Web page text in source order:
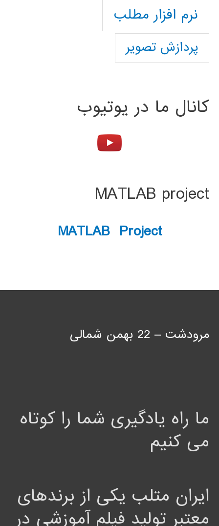
نرم افزار مطلب
پردازش تصویر
کانال ما در یوتیوب
MATLAB project
MATLAB Project
مرودشت – 22 بهمن شمالی
ما راه یادگیری شما را کوتاه
می کنیم
ایران متلب یکی از برندهای
معتبر تولید فیلم آموزشی در